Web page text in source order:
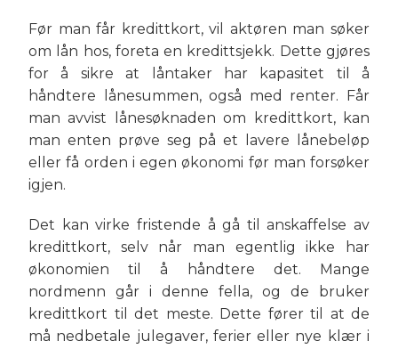
Før man får kredittkort, vil aktøren man søker
om lån hos, foreta en kredittsjekk. Dette gjøres
for å sikre at låntaker har kapasitet til å
håndtere lånesummen, også med renter. Får
man avvist lånesøknaden om kredittkort, kan
man enten prøve seg på et lavere lånebeløp
eller få orden i egen økonomi før man forsøker
igjen.
Det kan virke fristende å gå til anskaffelse av
kredittkort, selv når man egentlig ikke har
økonomien til å håndtere det. Mange
nordmenn går i denne fella, og de bruker
kredittkort til det meste. Dette fører til at de
må nedbetale julegaver, ferier eller nye klær i